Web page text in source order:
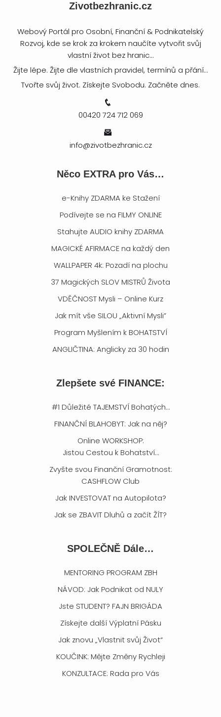
Zivotbezhranic.cz
Webový Portál pro Osobní, Finanční & Podnikatelský
Rozvoj, kde se krok za krokem naučíte vytvořit svůj
vlastní život bez hranic...
Žijte lépe. Žijte dle vlastních pravidel, termínů a přání...
Tvořte svůj život. Získejte Svobodu. Začněte dnes.
00420 724 712 069
info@zivotbezhranic.cz
Něco EXTRA pro Vás…
e-Knihy ZDARMA ke Stažení
Podívejte se na FILMY ONLINE
Stahujte AUDIO knihy ZDARMA
MAGICKÉ AFIRMACE na každý den
WALLPAPER 4k: Pozadí na plochu
37 Magických SLOV MISTRŮ Života
VDĚČNOST Mysli – Online Kurz
Jak mít vše SILOU „Aktivní Mysli”
Program Myšlením k BOHATSTVÍ
ANGLIČTINA: Anglicky za 30 hodin
Zlepšete své FINANCE:
#1 Důležité TAJEMSTVÍ Bohatých…
FINANČNÍ BLAHOBYT: Jak na něj?
Online WORKSHOP:
Jistou Cestou k Bohatství…
Zvyšte svou Finanční Gramotnost:
CASHFLOW Club
Jak INVESTOVAT na Autopilota?
Jak se ZBAVIT Dluhů a začít ŽÍT?
SPOLEČNĚ Dále…
MENTORING PROGRAM ZBH
NÁVOD: Jak Podnikat od NULY
Jste STUDENT? FAJN BRIGÁDA
Získejte další Výplatní Pásku
Jak znovu „Vlastnit svůj Život“
KOUČINK: Mějte Změny Rychleji
KONZULTACE: Rada pro Vás